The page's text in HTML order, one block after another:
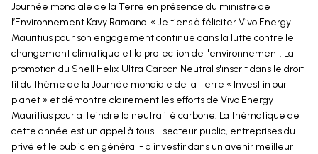
Journée mondiale de la Terre en présence du ministre de
l’Environnement Kavy Ramano. « Je tiens à féliciter Vivo Energy
Mauritius pour son engagement continue dans la lutte contre le
changement climatique et la protection de l'environnement. La
promotion du Shell Helix Ultra Carbon Neutral s'inscrit dans le droit
fil du thème de la Journée mondiale de la Terre « Invest in our
planet » et démontre clairement les efforts de Vivo Energy
Mauritius pour atteindre la neutralité carbone. La thématique de
cette année est un appel à tous - secteur public, entreprises du
privé et le public en général - à investir dans un avenir meilleur